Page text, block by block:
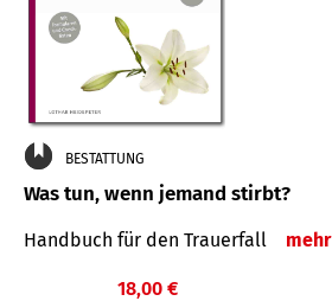
BESTATTUNG
Was tun, wenn jemand stirbt?
Handbuch für den Trauerfall mehr
18,00 €